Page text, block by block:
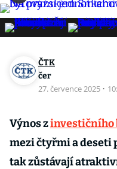
ČTK
čer
27. července 2025 ·
Výnos zinvestičního
mezi čtyřmi a deseti
tak zůstávají